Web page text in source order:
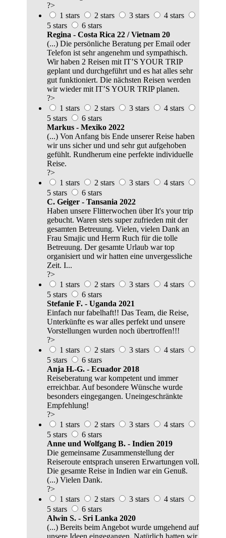
?>
1 stars
2 stars 3 stars
4 stars
5 stars
6 stars
Regina - Costa Rica 22 / Vietnam 20
(...) Die persönliche Beratung per Email oder
Telefon ist sehr angenehm und sympathisch.
Wir haben 2 Reisen mit IT’S YOUR TRIP
geplant und durchgeführt und es hat alles sehr
gut funktioniert. Die nächsten Reisen werden
wir wieder mit IT’S YOUR TRIP planen.
?>
1 stars
2 stars 3 stars
4 stars
5 stars
6 stars
Markus - Mexiko 2022
(...) Von Anfang bis Ende unserer Reise haben
wir uns sicher und und sehr gut aufgehoben
gefühlt. Rundherum eine perfekte individuelle
Reise.
?>
1 stars
2 stars 3 stars
4 stars
5 stars
6 stars
C. Geiger - Tansania 2022
Haben unsere Flitterwochen über It's your trip
gebucht. Waren stets super zufrieden mit der
gesamten Betreuung. Vielen, vielen Dank an
Frau Smajic und Herrn Ruch für die tolle
Betreuung. Der gesamte Urlaub war top
organisiert und wir hatten eine unvergessliche
Zeit. I...
?>
1 stars
2 stars 3 stars
4 stars
5 stars
6 stars
Stefanie F. - Uganda 2021
Einfach nur fabelhaft!! Das Team, die Reise,
Unterkünfte es war alles perfekt und unsere
Vorstellungen wurden noch übertroffen!!!
?>
1 stars
2 stars 3 stars
4 stars
5 stars
6 stars
Anja H.-G. - Ecuador 2018
Reiseberatung war kompetent und immer
erreichbar. Auf besondere Wünsche wurde
besonders eingegangen. Uneingeschränkte
Empfehlung!
?>
1 stars
2 stars 3 stars
4 stars
5 stars
6 stars
Anne und Wolfgang B. - Indien 2019
Die gemeinsame Zusammenstellung der
Reiseroute entsprach unseren Erwartungen voll.
Die gesamte Reise in Indien war ein Genuß.
(...) Vielen Dank.
?>
1 stars
2 stars 3 stars
4 stars
5 stars
6 stars
Alwin S. - Sri Lanka 2020
(...) Bereits beim Angebot wurde umgehend auf